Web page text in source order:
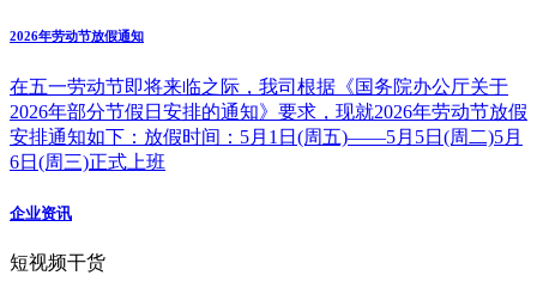
2026年劳动节放假通知
在五一劳动节即将来临之际，我司根据《国务院办公厅关于
2026年部分节假日安排的通知》要求，现就2026年劳动节放假
安排通知如下：放假时间：5月1日(周五)——5月5日(周二)5月
6日(周三)正式上班
企业资讯
短视频干货